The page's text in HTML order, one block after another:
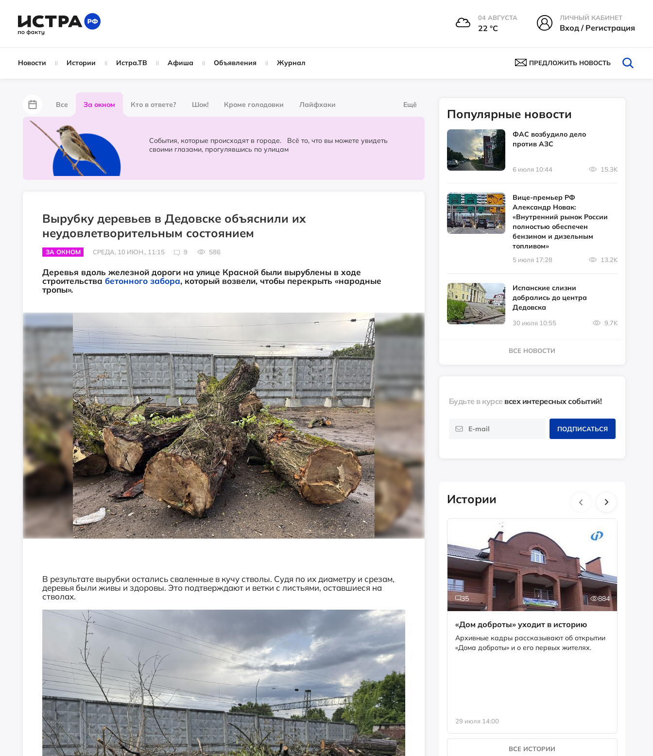
04 АВГУСТА
22 °С
ЛИЧНЫЙ КАБИНЕТ
Вход / Регистрация
Новости Истории Истра.ТВ Афиша Объявления Журнал ПРЕДЛОЖИТЬ НОВОСТЬ
Все За окном Кто в ответе? Шок! Кроме голодовки Лайфхаки
За забором
Партнёрский материал Народные новости Слухи
Ещё
События, которые происходят в городе. Всё то, что вы можете увидеть
своими глазами, прогулявшись по улицам
Вырубку деревьев в Дедовске объяснили их
неудовлетворительным состоянием
ЗА ОКНОМ СРЕДА, 10 ИЮН., 11:15 9 586
Деревья вдоль железной дороги на улице Красной были вырублены в ходе
строительства бетонного забора, который возвели, чтобы перекрыть «народные
тропы».
В результате вырубки остались сваленные в кучу стволы. Судя по их диаметру и срезам,
деревья были живы и здоровы. Это подтверждают и ветки с листьями, оставшиеся на
стволах.
Популярные новости
ФАС возбудило дело
против АЗС
6 июля 10:44 15.3K
Вице-премьер РФ
Александр Новак:
«Внутренний рынок России
полностью обеспечен
бензином и дизельным
топливом»
5 июля 17:28 13.2K
Испанские слизни
добрались до центра
Дедовска
30 июля 10:55 9.7K
ВСЕ НОВОСТИ
Будьте в курсе всех интересных событий!
ПОДПИСАТЬСЯ
Истории
35 884
«Дом доброты» уходит в историю
Архивные кадры рассказывают об открытии
«Дома доброты» и о его первых жителях.
29 июля 14:00
ВСЕ ИСТОРИИ